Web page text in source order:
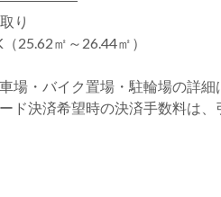
り
25.62㎡～26.44㎡）
場・バイク置場・駐輪場の詳細
ド決済希望時の決済手数料は、